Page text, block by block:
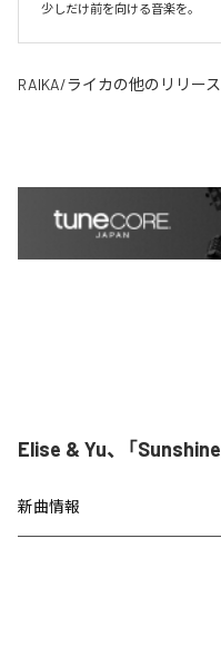
少しだけ前を向ける音楽を。
RAIKA/ライカの他のリリース
Elise & Yu、「
新曲情報